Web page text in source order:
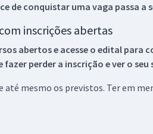
de conquistar uma vaga passa a
inscrições abertas
abertos e acesse o edital para
perder a inscrição e ver o
mesmo os previstos. Ter em